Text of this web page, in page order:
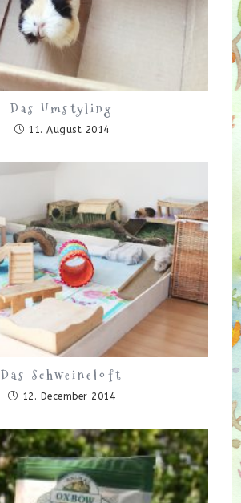
Das Umstyling
11. August 2014
Das Schweineloft
12. December 2014